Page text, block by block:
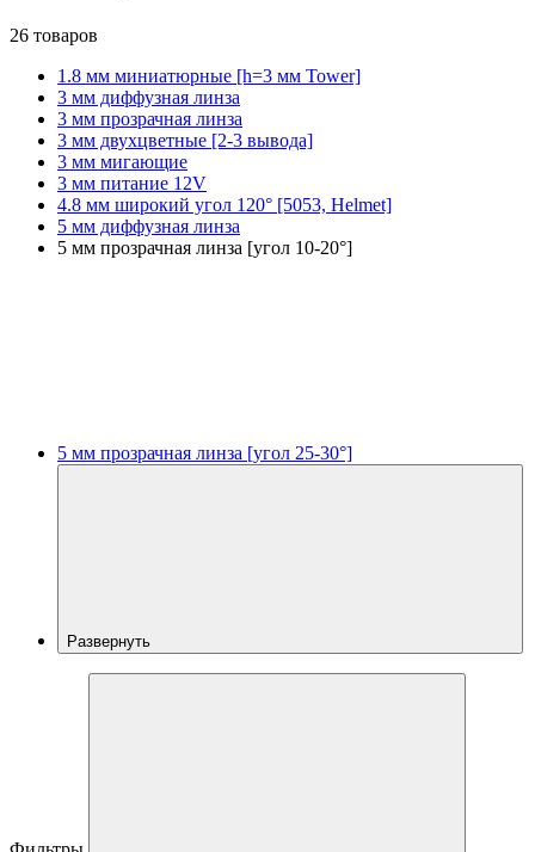
26 товаров
1.8 мм миниатюрные [h=3 мм Tower]
3 мм диффузная линза
3 мм прозрачная линза
3 мм двухцветные [2-3 вывода]
3 мм мигающие
3 мм питание 12V
4.8 мм широкий угол 120° [5053, Helmet]
5 мм диффузная линза
5 мм прозрачная линза [угол 10-20°]
5 мм прозрачная линза [угол 25-30°]
Развернуть